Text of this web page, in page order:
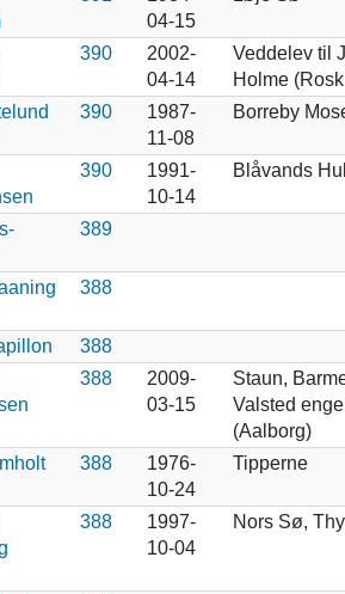
04-15
390
2002-
04-14
Veddelev til
Holme
390
1987-
11-08
Borreby
390
1991-
10-14
Blåvands
389
388
388
388
2009-
03-15
Staun,
Valsted enge
(Aalborg)
388
1976-
10-24
Tipperne
388
1997-
10-04
Nors Sø, Thy